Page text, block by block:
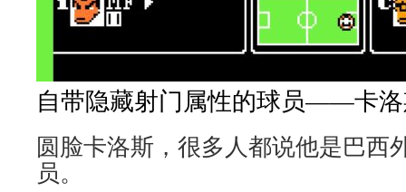
自带隐藏射门属性的球员——卡
圆脸卡洛斯，很多人都说他是巴西
员。